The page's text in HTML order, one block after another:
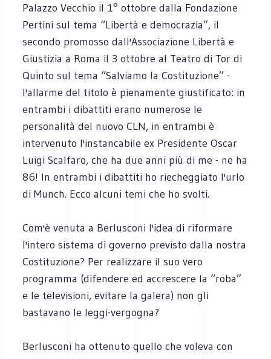
Palazzo Vecchio il 1° ottobre dalla Fondazione
Pertini sul tema “Libertà e democrazia”, il
secondo promosso dall'Associazione Libertà e
Giustizia a Roma il 3 ottobre al Teatro di Tor di
Quinto sul tema “Salviamo la Costituzione” -
l'allarme del titolo è pienamente giustificato: in
entrambi i dibattiti erano numerose le
personalità del nuovo CLN, in entrambi è
intervenuto l'instancabile ex Presidente Oscar
Luigi Scalfaro, che ha due anni più di me - ne ha
86! In entrambi i dibattiti ho riecheggiato l'urlo
di Munch. Ecco alcuni temi che ho svolti.
Com'è venuta a Berlusconi l'idea di riformare
l'intero sistema di governo previsto dalla nostra
Costituzione? Per realizzare il suo vero
programma (difendere ed accrescere la “roba”
e le televisioni, evitare la galera) non gli
bastavano le leggi-vergogna?
Berlusconi ha ottenuto quello che voleva con